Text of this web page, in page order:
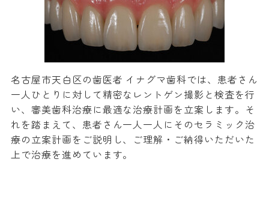
名古屋市天白区の歯医者 イナグマ歯科では、患者さん
一人ひとりに対して精密なレントゲン撮影と検査を行
い、審美歯科治療に最適な治療計画を立案します。そ
れを踏まえて、患者さん一人一人にそのセラミック治
療の立案計画をご説明し、ご理解・ご納得いただいた
上で治療を進めています。